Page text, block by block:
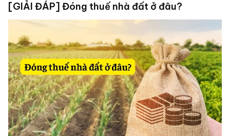
[GIẢI ĐÁP] Đóng thuế nhà đất ở đâu?